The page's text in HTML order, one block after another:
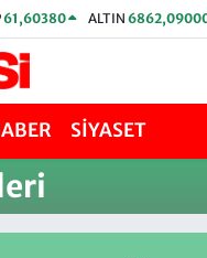
61,60380 ALTIN
SİYASET